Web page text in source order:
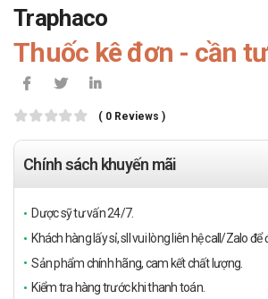
Traphaco
Thuốc kê đơn - cần
( 0 Reviews )
Chính sách khuyến mãi
Dược sỹ tư vấn 24/7.
Khách hàng lấy sỉ, sll vui lòng liên hệ call/Zalo
Sản phẩm chính hãng, cam kết chất lượng.
Kiểm tra hàng trước khi thanh toán.